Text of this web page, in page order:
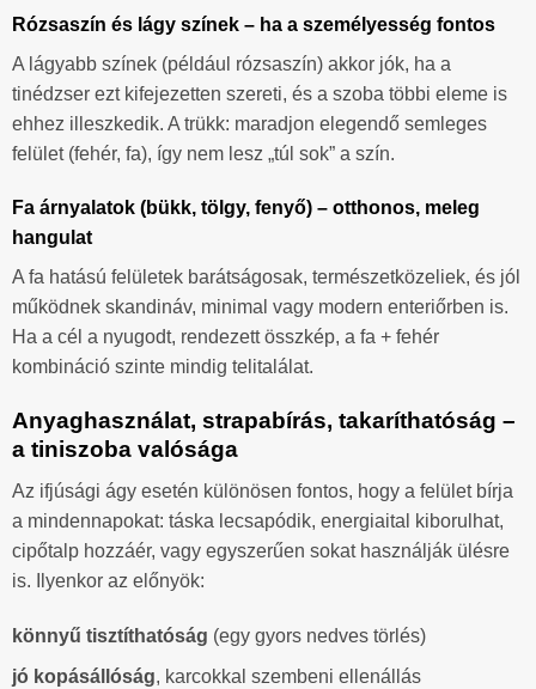
Rózsaszín és lágy színek – ha a személyesség fontos
A lágyabb színek (például rózsaszín) akkor jók, ha a
tinédzser ezt kifejezetten szereti, és a szoba többi eleme is
ehhez illeszkedik. A trükk: maradjon elegendő semleges
felület (fehér, fa), így nem lesz „túl sok” a szín.
Fa árnyalatok (bükk, tölgy, fenyő) – otthonos, meleg
hangulat
A fa hatású felületek barátságosak, természetközeliek, és jól
működnek skandináv, minimal vagy modern enteriőrben is.
Ha a cél a nyugodt, rendezett összkép, a fa + fehér
kombináció szinte mindig telitalálat.
Anyaghasználat, strapabírás, takaríthatóság –
a tiniszoba valósága
Az ifjúsági ágy esetén különösen fontos, hogy a felület bírja
a mindennapokat: táska lecsapódik, energiaital kiborulhat,
cipőtalp hozzáér, vagy egyszerűen sokat használják ülésre
is. Ilyenkor az előnyök:
könnyű tisztíthatóság (egy gyors nedves törlés)
jó kopásállóság, karcokkal szembeni ellenállás